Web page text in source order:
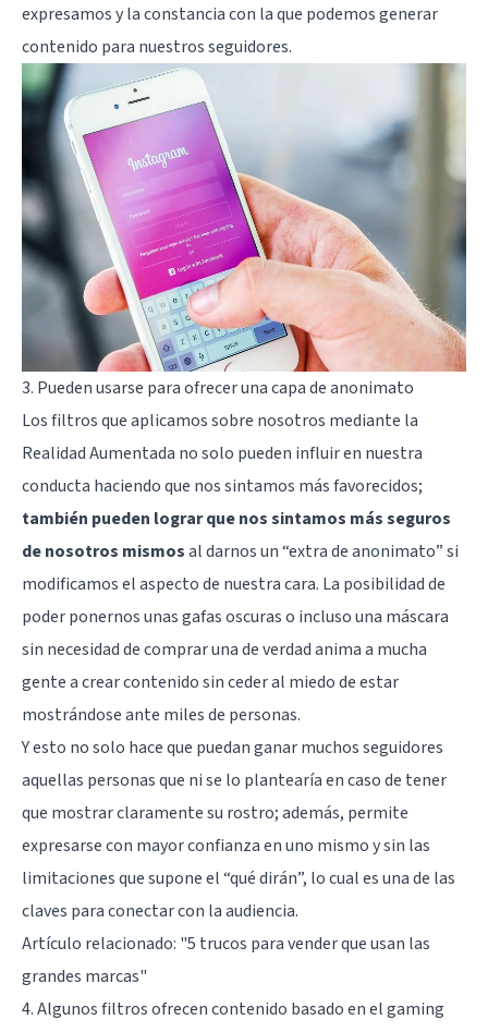
expresamos y la constancia con la que podemos generar
contenido para nuestros seguidores.
3. Pueden usarse para ofrecer una capa de anonimato
Los filtros que aplicamos sobre nosotros mediante la
Realidad Aumentada no solo pueden influir en nuestra
conducta haciendo que nos sintamos más favorecidos;
también pueden lograr que nos sintamos más seguros
de nosotros mismosal darnos un “extra de anonimato” si
modificamos el aspecto de nuestra cara. La posibilidad de
poder ponernos unas gafas oscuras o incluso una máscara
sin necesidad de comprar una de verdad anima a mucha
gente a crear contenido sin ceder al miedo de estar
mostrándose ante miles de personas.
Y esto no solo hace que puedan ganar muchos seguidores
aquellas personas que ni se lo plantearía en caso de tener
que mostrar claramente su rostro; además, permite
expresarse con mayor confianza en uno mismo y sin las
limitaciones que supone el “qué dirán”, lo cual es una de las
claves para conectar con la audiencia.
Artículo relacionado: "5 trucos para vender que usan las
grandes marcas"
4. Algunos filtros ofrecen contenido basado en el gaming